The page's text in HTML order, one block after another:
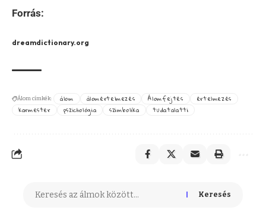
Forrás:
dreamdictionary.org
Álom címkék: álom álomértelmezés Álomfejtés
értelmezés
karmester
pszichológia szimbolika tudatalatti
Keresés